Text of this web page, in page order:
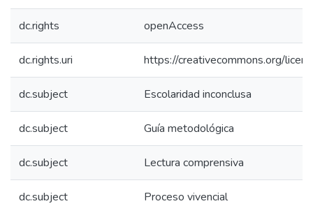
dc.rights openAccess
dc.rights.uri https://creativecommons.org/
dc.subject Escolaridad inconclusa
dc.subject Guía metodológica
dc.subject Lectura comprensiva
dc.subject Proceso vivencial